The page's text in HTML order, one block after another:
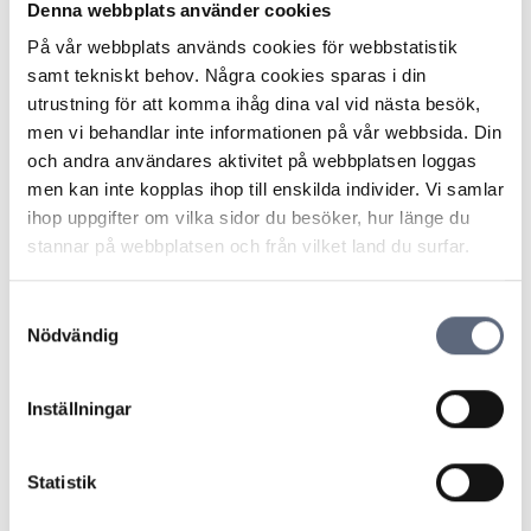
Denna webbplats använder cookies
På vår webbplats används cookies för webbstatistik
samt tekniskt behov. Några cookies sparas i din
utrustning för att komma ihåg dina val vid nästa besök,
men vi behandlar inte informationen på vår webbsida. Din
och andra användares aktivitet på webbplatsen loggas
men kan inte kopplas ihop till enskilda individer. Vi samlar
ihop uppgifter om vilka sidor du besöker, hur länge du
stannar på webbplatsen och från vilket land du surfar.
Nödvändig
Inställningar
Statistik
Sveriges kommuner har ett lokalt stadsnät. Cirka nio av
tio stadsnät drivs via kommunala bolag.
Senast uppdaterad:
2025-10-30
Dela sidan
Dela sidan på Facebook
Dela sidan på Linkedin
Skriv ut sidan
Telekområdgivarna ger opartisk och
för fiberanslutning och vi hanterar